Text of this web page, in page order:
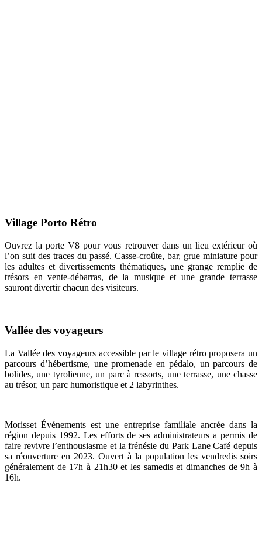
Village Porto Rétro
Ouvrez la porte V8 pour vous retrouver dans un lieu extérieur où
l’on suit des traces du passé. Casse-croûte, bar, grue miniature pour
les adultes et divertissements thématiques, une grange remplie de
trésors en vente-débarras, de la musique et une grande terrasse
sauront divertir chacun des visiteurs.
Vallée des voyageurs
La Vallée des voyageurs accessible par le village rétro proposera un
parcours d’hébertisme, une promenade en pédalo, un parcours de
bolides, une tyrolienne, un parc à ressorts, une terrasse, une chasse
au trésor, un parc humoristique et 2 labyrinthes.
Morisset Événements est une entreprise familiale ancrée dans la
région depuis 1992. Les efforts de ses administrateurs a permis de
faire revivre l’enthousiasme et la frénésie du Park Lane Café depuis
sa réouverture en 2023. Ouvert à la population les vendredis soirs
généralement de 17h à 21h30 et les samedis et dimanches de 9h à
16h.